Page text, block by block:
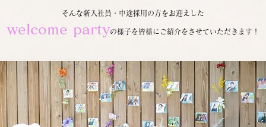
そんな新入社員・中途採用の方をお迎えした
welcome partyの様子を皆様にご紹介をさせていただきます！